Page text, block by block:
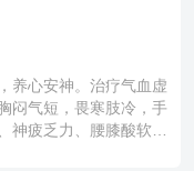
养心安神。治疗气血虚
闷气短，畏寒肢冷，手
神疲乏力、腰膝酸软也